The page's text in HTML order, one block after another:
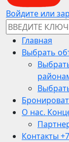
Войдите или
Главная
Выбрать
О нас.
Контакты